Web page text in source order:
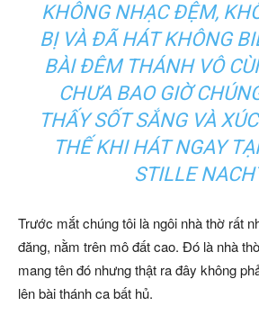
KHÔNG NHẠC ĐỆM,
BỊ VÀ ĐÃ HÁT KHÔNG
BÀI ĐÊM THÁNH VÔ
CHƯA BAO GIỜ
THẤY SỐT SẮNG VÀ
THẾ KHI HÁT NGAY
STILLE
Trước mắt chúng tôi là ngôi nhà thờ rất
đăng, nằm trên mô đất cao. Đó là nhà
mang tên đó nhưng thật ra đây không
lên bài thánh ca bất hủ.